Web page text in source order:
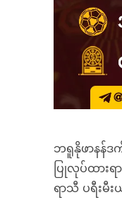
ဘရူနိုဖာနန်ဒ
ပြုလုပ်ထား
ရာသီ ပရီးမီ